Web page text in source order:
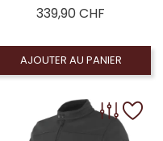
339,90 CHF
AJOUTER AU PANIER